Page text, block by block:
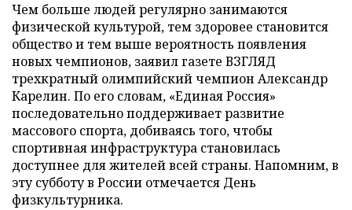
Чем больше людей регулярно занимаются
физической культурой, тем здоровее становится
общество и тем выше вероятность появления
новых чемпионов, заявил газете ВЗГЛЯД
трехкратный олимпийский чемпион Александр
Карелин. По его словам, «Единая Россия»
последовательно поддерживает развитие
массового спорта, добиваясь того, чтобы
спортивная инфраструктура становилась
доступнее для жителей всей страны. Напомним, в
эту субботу в России отмечается День
физкультурника.